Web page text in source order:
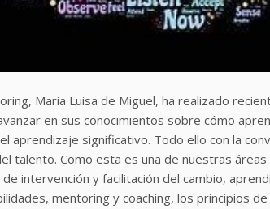
Maria Luisa de Miguel, ha realizado
en sus conocimientos sobre cómo
aprendizaje significativo. Todo ello con la
talento. Como esta es una de nuestras
intervención y facilitación del cambio,
mentoring y coaching, los principios